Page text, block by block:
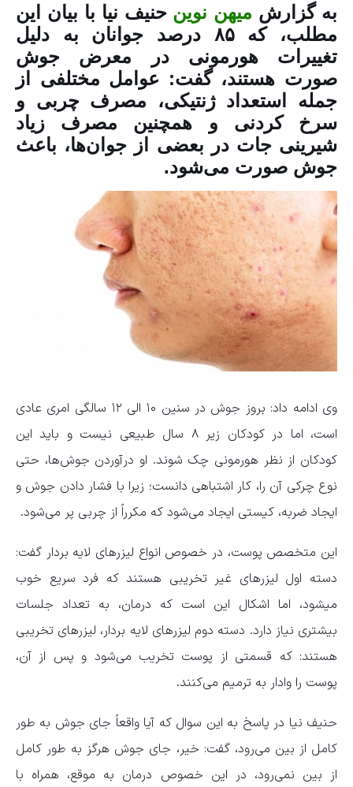
به گزارش میهن نوین حنیف نیا با بیان این
مطلب، که ۸۵ درصد جوانان به دلیل
تغییرات هورمونی در معرض جوش
صورت هستند، گفت: عوامل مختلفی از
جمله استعداد ژنتیکی، مصرف چربی و
سرخ کردنی و همچنین مصرف زیاد
شیرینی جات در بعضی از جوان‌ها، باعث
جوش صورت می‌شود.
وی ادامه داد: بروز جوش در سنین ۱۰ الی ۱۲ سالگی امری عادی
است، اما در کودکان زیر ۸ سال طبیعی نیست و باید این
کودکان از نظر هورمونی چک شوند. او درآوردن جوش‌ها، حتی
نوع چرکی آن را، کار اشتباهی دانست؛ زیرا با فشار دادن جوش و
ایجاد ضربه، کیستی ایجاد می‌شود که مکرراً از چربی پر می‌شود.
این متخصص پوست، در خصوص انواع لیزر‌های لایه بردار گفت:
دسته اول لیزر‌های غیر تخریبی هستند که فرد سریع خوب
میشود، اما اشکال این است که درمان، به تعداد جلسات
بیشتری نیاز دارد. دسته دوم لیزر‌های لایه بردار، لیزر‌های تخریبی
هستند: که قسمتی از پوست تخریب می‌شود و پس از آن،
پوست را وادار به ترمیم می‌کنند.
حنیف نیا در پاسخ به این سوال که آیا واقعاً جای جوش به طور
کامل از بین می‌رود، گفت: خیر، جای جوش هرگز به طور کامل
از بین نمی‌رود، در این خصوص درمان به موقع، همراه با